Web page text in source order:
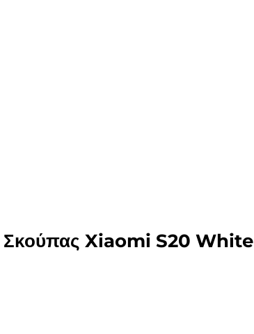
Σκούπας Xiaomi S20 White